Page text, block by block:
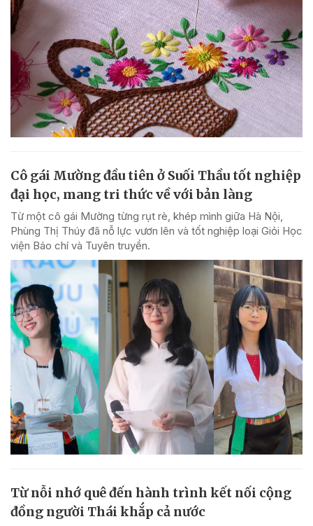
Cô gái Mường đầu tiên ở Suối Thầu tốt nghiệp
đại học, mang tri thức về với bản làng
Từ một cô gái Mường từng rụt rè, khép mình giữa Hà Nội,
Phùng Thị Thúy đã nỗ lực vươn lên và tốt nghiệp loại Giỏi Học
viện Báo chí và Tuyên truyền.
Từ nỗi nhớ quê đến hành trình kết nối cộng
đồng người Thái khắp cả nước